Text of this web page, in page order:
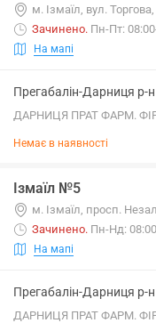
м. Ізмаїл, вул.
Зачинено. Пн-Пт:
На мапі
Прегабалін-Дарниця
ДАРНИЦЯ ПРАТ ФАРМ.
Немає в наявності
Ізмаїл №5
м. Ізмаїл, просп.
Зачинено. Пн-Нд:
На мапі
Прегабалін-Дарниця
ДАРНИЦЯ ПРАТ ФАРМ.